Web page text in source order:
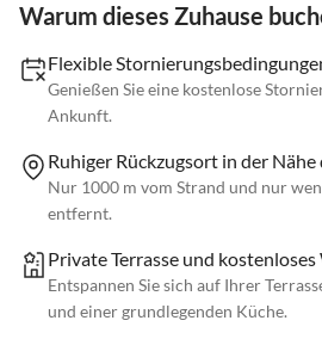
Warum dieses Zuhause
Flexible
Genießen Sie eine kostenlose
Ankunft.
Ruhiger Rückzugsort in der Nähe
Nur 1000 m vom Strand und nur
entfernt.
Private Terrasse und kostenloses
Entspannen Sie sich auf Ihrer
und einer grundlegenden Küche.